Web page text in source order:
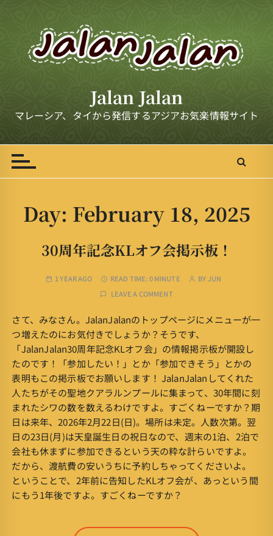
t
n
Jalan Jalan
マレーシア、タイから発信するアジアお気楽情報サイト
Day: February 18, 2025
30周年記念KLオフ会掲示板！
1 YEAR AGO READ TIME:0 MINUTE BYJUN
LEAVE A COMMENT
さて、みなさん。JalanJalanのトップページにメニューが一
つ増えたのにお気付きでしょうか？そうです、
「JalanJalan30周年記念KLオフ会」の情報掲示板が開設し
たのです！「参加したい！」とか「参加できそう」とかの
表明もこの掲示板でお願いします！ JalanJalanしてくれた
人たちがその聖地クアラルンプールに集まって、30年間に刻
まれたシワの数を数えるわけですよ。すごくねーですか？期
日は来年、2026年2月22日(日)。場所は未定。人数次第。翌
日の23日(月)は天皇誕生日の祝日なので、週末の1泊、2泊で
会社も休まずに参加できるという天の粋な計らいですよ。
だから、渡航費の安いうちに予約しちゃってくださいよ。
ということで、2年前に告知したKLオフ会が、あっという間
にもう1年後ですよ。すごくねーですか？